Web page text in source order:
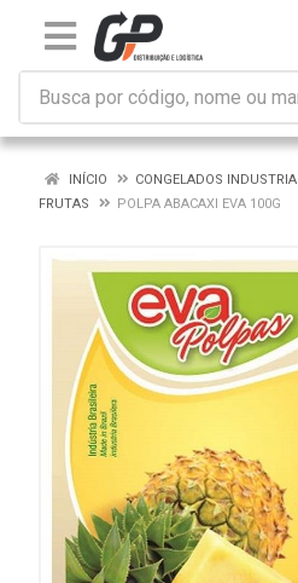
INÍCIO
CONGELADOS INDUSTRIA
FRUTAS
POLPA ABACAXI EVA 100G